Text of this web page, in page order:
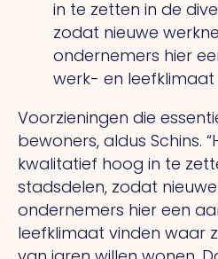
in te zetten in de
zodat nieuwe
ondernemers hier
werk- en leefklimaat
Voorzieningen die
bewoners, aldus Schins.
kwalitatief hoog in te
stadsdelen, zodat
ondernemers hier een
leefklimaat vinden waar